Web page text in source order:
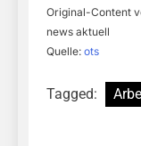
Original-Content
news aktuell
Quelle: ots
Tagged: